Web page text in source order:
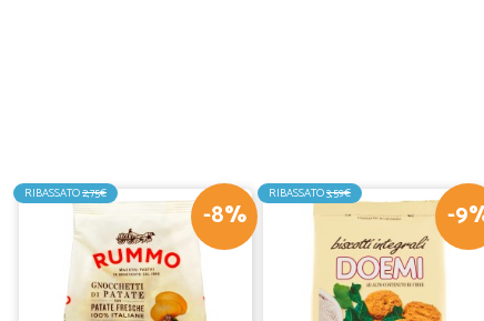
-8%
RIBASSATO2,75€
-
RIBASSATO3,59€